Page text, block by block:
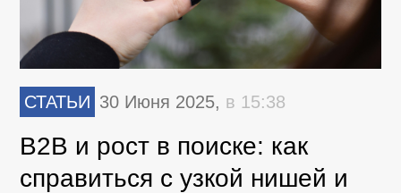
СТАТЬИ 30 Июня 2025, в 15:38
B2B и рост в поиске: как
справиться с узкой нишей и